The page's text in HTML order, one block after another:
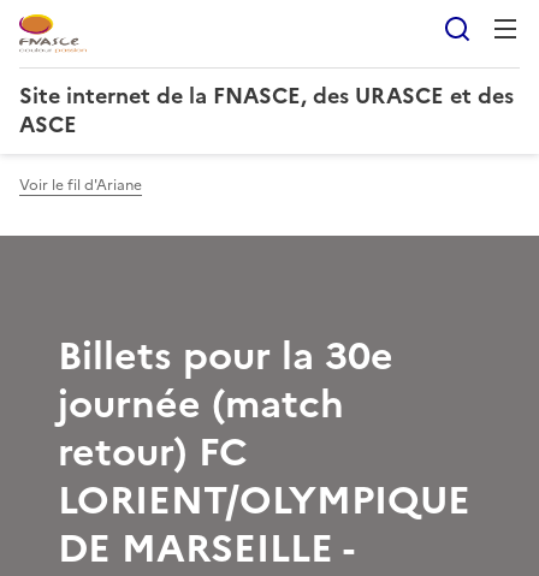
Site internet de la FNASCE, des URASCE et des
ASCE
Voir le fil d'Ariane
Billets pour la 30e
journée (match
retour) FC
LORIENT/OLYMPIQUE
DE MARSEILLE -